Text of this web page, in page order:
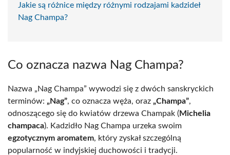
Jakie są różnice między różnymi rodzajami kadzideł
Nag Champa?
Co oznacza nazwa Nag Champa?
Nazwa „Nag Champa” wywodzi się z dwóch sanskryckich
terminów: „Nag”, co oznacza węża, oraz „Champa”,
odnoszącego się do kwiatów drzewa Champak (Michelia
champaca). Kadzidło Nag Champa urzeka swoim
egzotycznym aromatem, który zyskał szczególną
popularność w indyjskiej duchowości i tradycji.